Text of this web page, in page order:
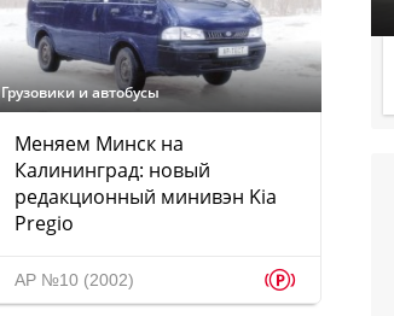
Грузовики и автобусы
Меняем Минск на
Калининград: новый
редакционный минивэн Kia
Pregio
АР №10 (2002) p